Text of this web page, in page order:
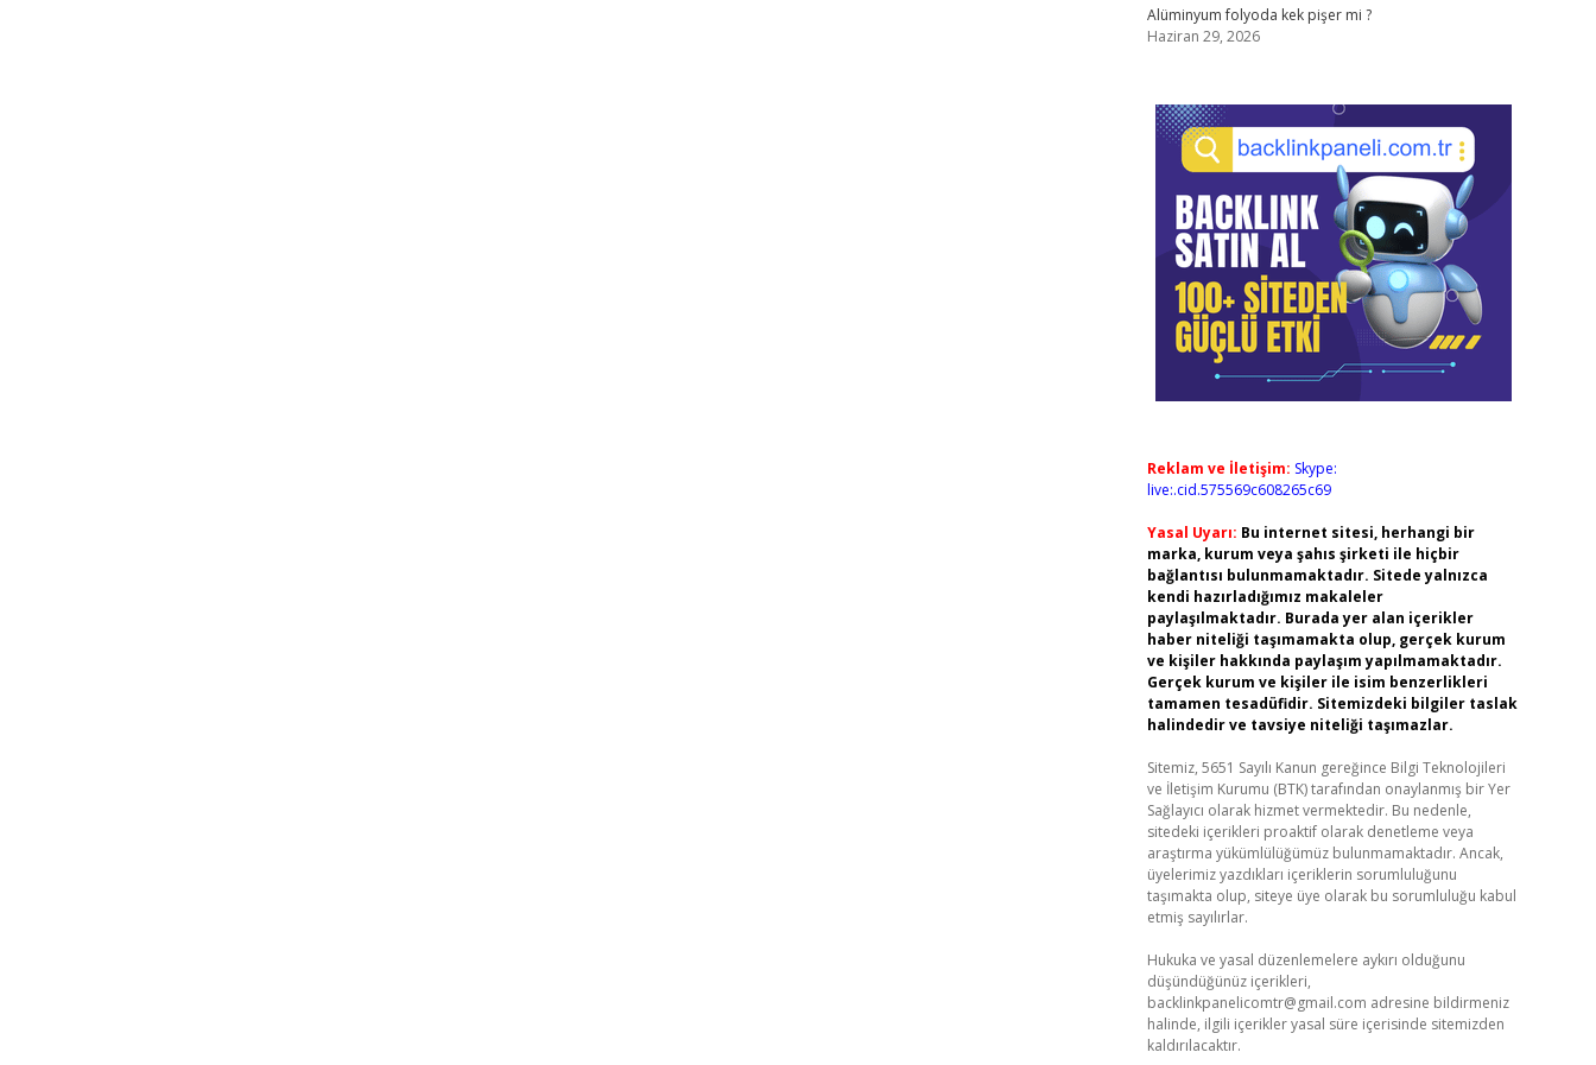
Alüminyum folyoda kek pişer mi ?
Haziran 29, 2026
Reklam ve İletişim: Skype:
live:.cid.575569c608265c69
Yasal Uyarı: Bu internet sitesi, herhangi bir
marka, kurum veya şahıs şirketi ile hiçbir
bağlantısı bulunmamaktadır. Sitede yalnızca
kendi hazırladığımız makaleler
paylaşılmaktadır. Burada yer alan içerikler
haber niteliği taşımamakta olup, gerçek kurum
ve kişiler hakkında paylaşım yapılmamaktadır.
Gerçek kurum ve kişiler ile isim benzerlikleri
tamamen tesadüfidir. Sitemizdeki bilgiler taslak
halindedir ve tavsiye niteliği taşımazlar.
Sitemiz, 5651 Sayılı Kanun gereğince Bilgi Teknolojileri
ve İletişim Kurumu (BTK) tarafından onaylanmış bir Yer
Sağlayıcı olarak hizmet vermektedir. Bu nedenle,
sitedeki içerikleri proaktif olarak denetleme veya
araştırma yükümlülüğümüz bulunmamaktadır. Ancak,
üyelerimiz yazdıkları içeriklerin sorumluluğunu
taşımakta olup, siteye üye olarak bu sorumluluğu kabul
etmiş sayılırlar.
Hukuka ve yasal düzenlemelere aykırı olduğunu
düşündüğünüz içerikleri,
backlinkpanelicomtr@gmail.com adresine bildirmeniz
halinde, ilgili içerikler yasal süre içerisinde sitemizden
kaldırılacaktır.